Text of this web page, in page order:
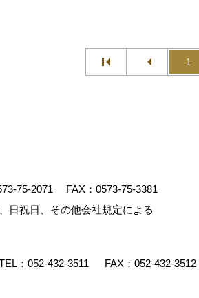
1
75-2071
FAX：0573-75-3381
日祝日、その他会社規定による
： 052-432-3511 FAX：052-432-3512